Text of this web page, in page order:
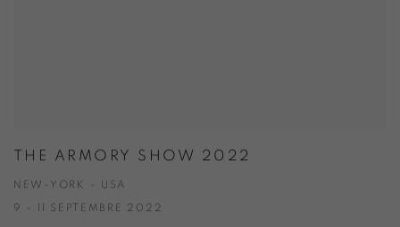
THE ARMORY SHOW 2022
NEW-YORK - USA
9 - 11 SEPTEMBRE 2022